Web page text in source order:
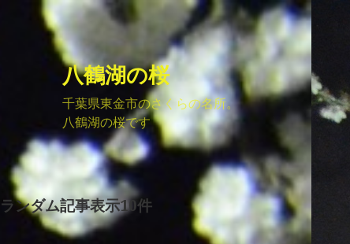
八鶴湖の桜
千葉県東金市のさくらの名所。
八鶴湖の桜です
ランダム記事表示10件